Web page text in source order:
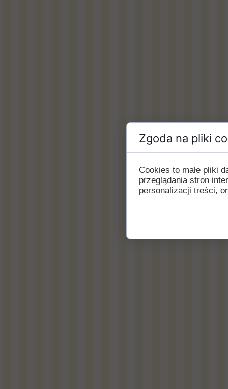
Zgoda na pliki
Cookies to małe pliki
przeglądania stron
personalizacji treści,